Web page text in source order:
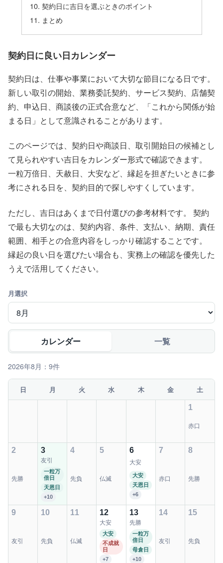
契約日に吉日を選ぶときのポイント
まとめ
契約日に良い日カレンダー
契約日は、仕事や事業において大切な節目になる日です。
新しい取引の開始、業務委託契約、サービス契約、店舗契
約、申込日、商談後の正式合意など、「これから関係が始
まる日」として意識されることがあります。
このページでは、契約日や商談日、取引開始日の候補とし
て見られやすい吉日をカレンダー形式で確認できます。
一粒万倍日、天赦日、大安など、縁起を担ぎたいときに参
考にされる日を、契約目的で探しやすくしています。
ただし、吉日はあくまで日付選びの参考材料です。 契約
で最も大切なのは、契約内容、条件、支払い、納期、責任
範囲、相手との合意内容をしっかり確認することです。
縁起の良い日を選びたい場合も、実務上の確認を優先した
うえで活用してください。
月選択
カレンダー 一覧
2026年8月：9件
日 月 火 水 木 金 土
1
赤口
2
先勝
3
友引
一粒万
倍日
天恩日
+10
4
先負
5
仏滅
6
大安
大安
天恩日
+6
7
赤口
8
先勝
9
友引
10
先負
11
仏滅
12
大安
大安
不成就
日
+7
13
先勝
一粒万
倍日
母倉日
+10
14
友引
15
先負